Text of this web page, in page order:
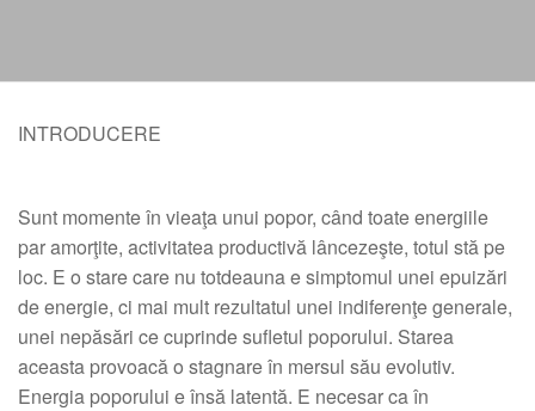
INTRODUCERE
Sunt momente în vieaţa unui popor, când toate energiile
par amorţite, activitatea productivă lâncezeşte, totul stă pe
loc. E o stare care nu totdeauna e simptomul unei epuizări
de energie, ci mai mult rezultatul unei indiferenţe generale,
unei nepăsări ce cuprinde sufletul poporului. Starea
aceasta provoacă o stagnare în mersul său evolutiv.
Energia poporului e însă latentă. E necesar ca în